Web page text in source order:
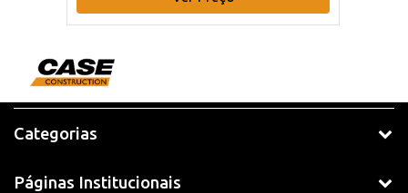
Categorias
Páginas Institucionais